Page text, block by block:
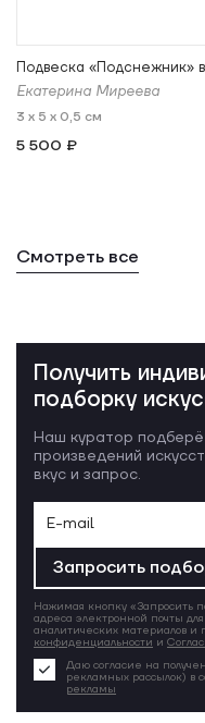
Подвеска «Подснежник»
Екатерина Миреева
3 x 5 x 0,5 см
5 500 ₽
Смотреть все
Получить
подборку
Наш куратор
произведений
вкус и запрос.
Запросить
Нажимая кнопку «Запросить
адреса электронной почты
аналитических материалов и
конфиденциальности и
Даю согласие на
рекламных рассылок) в
рекламы